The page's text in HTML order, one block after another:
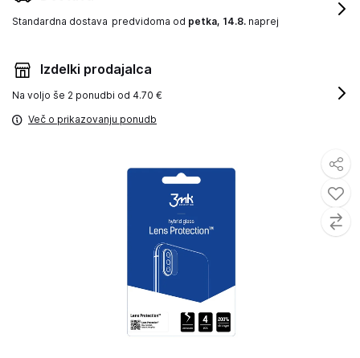
Standardna dostava predvidoma od petka, 14.8. naprej
Izdelki prodajalca
Na voljo še 2 ponudbi od 4.70 €
Več o prikazovanju ponudb